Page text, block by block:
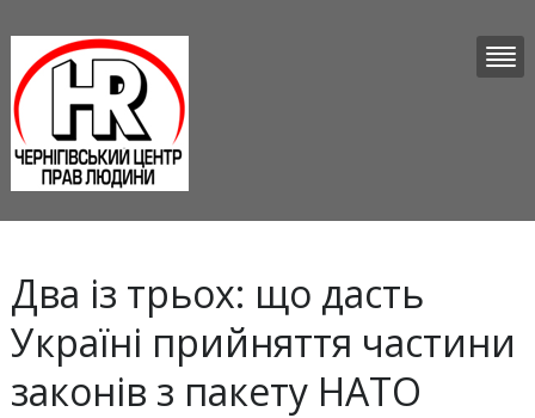
Два із трьох: що дасть
Україні прийняття частини
законів з пакету НАТО